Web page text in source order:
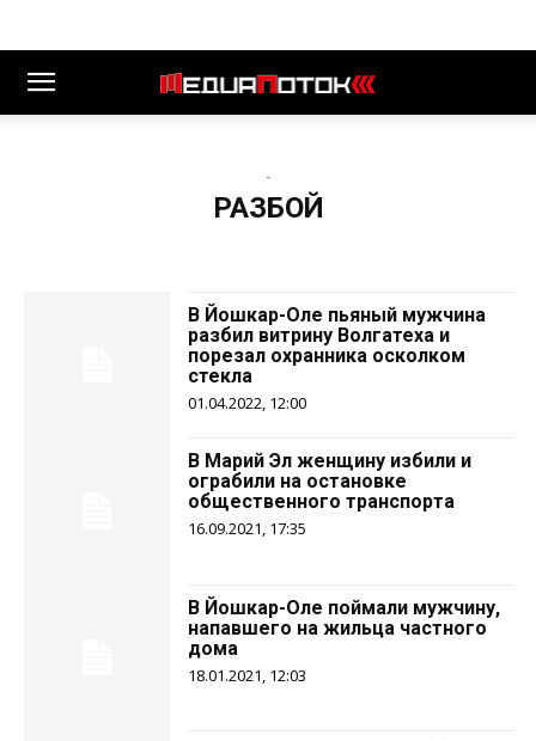
-
РАЗБОЙ
В Йошкар-Оле пьяный мужчина
разбил витрину Волгатеха и
порезал охранника осколком
стекла
01.04.2022, 12:00
В Марий Эл женщину избили и
ограбили на остановке
общественного транспорта
16.09.2021, 17:35
В Йошкар-Оле поймали мужчину,
напавшего на жильца частного
дома
18.01.2021, 12:03